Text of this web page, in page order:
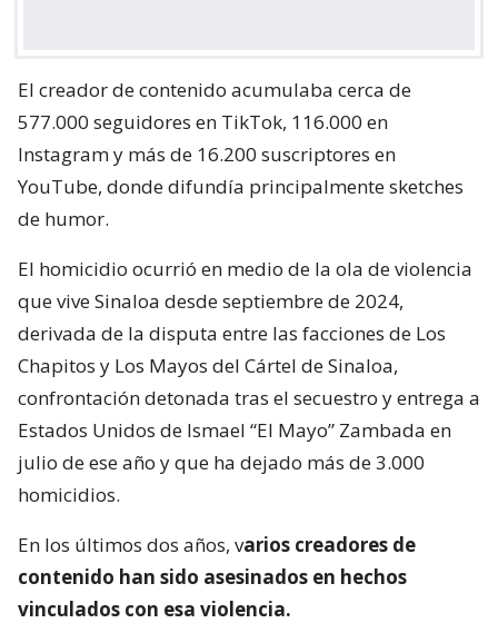
El creador de contenido acumulaba cerca de
577.000 seguidores en TikTok, 116.000 en
Instagram y más de 16.200 suscriptores en
YouTube, donde difundía principalmente sketches
de humor.
El homicidio ocurrió en medio de la ola de violencia
que vive Sinaloa desde septiembre de 2024,
derivada de la disputa entre las facciones de Los
Chapitos y Los Mayos del Cártel de Sinaloa,
confrontación detonada tras el secuestro y entrega a
Estados Unidos de Ismael “El Mayo” Zambada en
julio de ese año y que ha dejado más de 3.000
homicidios.
En los últimos dos años, varios creadores de
contenido han sido asesinados en hechos
vinculados con esa violencia.